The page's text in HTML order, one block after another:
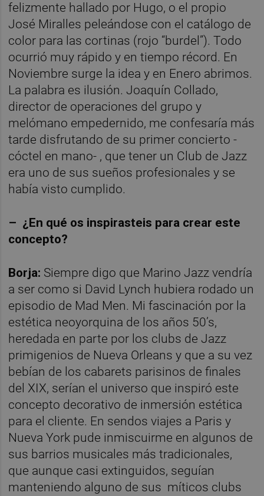
felizmente hallado por Hugo, o el propio
José Miralles peleándose con el catálogo de
color para las cortinas (rojo “burdel”). Todo
ocurrió muy rápido y en tiempo récord. En
Noviembre surge la idea y en Enero abrimos.
La palabra es ilusión. Joaquín Collado,
director de operaciones del grupo y
melómano empedernido, me confesaría más
tarde disfrutando de su primer concierto -
cóctel en mano- , que tener un Club de Jazz
era uno de sus sueños profesionales y se
había visto cumplido.
– ¿En qué os inspirasteis para crear este
concepto?
Borja: Siempre digo que Marino Jazz vendría
a ser como si David Lynch hubiera rodado un
episodio de Mad Men. Mi fascinación por la
estética neoyorquina de los años 50’s,
heredada en parte por los clubs de Jazz
primigenios de Nueva Orleans y que a su vez
bebían de los cabarets parisinos de finales
del XIX, serían el universo que inspiró este
concepto decorativo de inmersión estética
para el cliente. En sendos viajes a Paris y
Nueva York pude inmiscuirme en algunos de
sus barrios musicales más tradicionales,
que aunque casi extinguidos, seguían
manteniendo alguno de sus míticos clubs